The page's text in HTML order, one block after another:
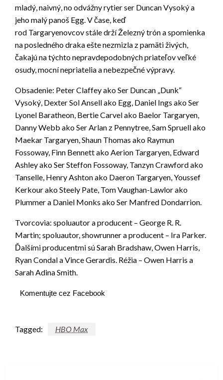
mladý, naivný, no odvážny rytier ser Duncan Vysoký a
jeho malý panoš Egg. V čase, keď
rod Targaryenovcov stále drží Železný trón a spomienka
na posledného draka ešte nezmizla z pamäti živých,
čakajú na týchto nepravdepodobných priateľov veľké
osudy, mocní nepriatelia a nebezpečné výpravy.
Obsadenie: Peter Claffey ako Ser Duncan „Dunk“
Vysoký, Dexter Sol Ansell ako Egg, Daniel Ings ako Ser
Lyonel Baratheon, Bertie Carvel ako Baelor Targaryen,
Danny Webb ako Ser Arlan z Pennytree, Sam Spruell ako
Maekar Targaryen, Shaun Thomas ako Raymun
Fossoway, Finn Bennett ako Aerion Targaryen, Edward
Ashley ako Ser Steffon Fossoway, Tanzyn Crawford ako
Tanselle, Henry Ashton ako Daeron Targaryen, Youssef
Kerkour ako Steely Pate, Tom Vaughan-Lawlor ako
Plummer a Daniel Monks ako Ser Manfred Dondarrion.
Tvorcovia: spoluautor a producent – George R. R.
Martin; spoluautor, showrunner a producent – Ira Parker.
Ďalšími producentmi sú Sarah Bradshaw, Owen Harris,
Ryan Condal a Vince Gerardis. Réžia – Owen Harris a
Sarah Adina Smith.
Komentujte cez Facebook
Tagged: HBO Max